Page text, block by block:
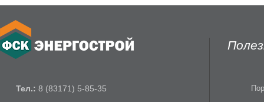
Тел.: 8 (83171) 5-85-35